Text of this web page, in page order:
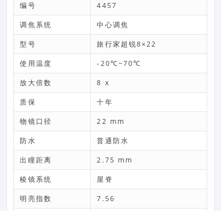
编号 4457
调焦系统 中心调焦
型号 旅行家超锐8×22
使用温度 -20℃~70℃
放大倍数 8 x
质保 十年
物镜口径 22 mm
防水 普通防水
出瞳距离 2.75 mm
棱镜系统 屋脊
明亮指数 7.56